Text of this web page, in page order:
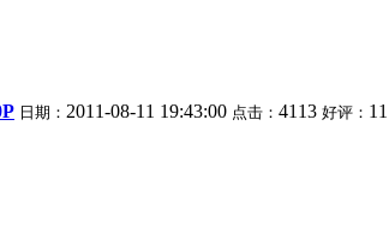
日期： 2011-08-11 19:43:00 点击： 4113 好评： 11